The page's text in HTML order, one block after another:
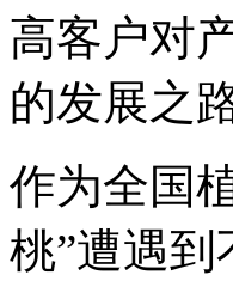
高客户对
的发展之
作为全国
桃”遭遇